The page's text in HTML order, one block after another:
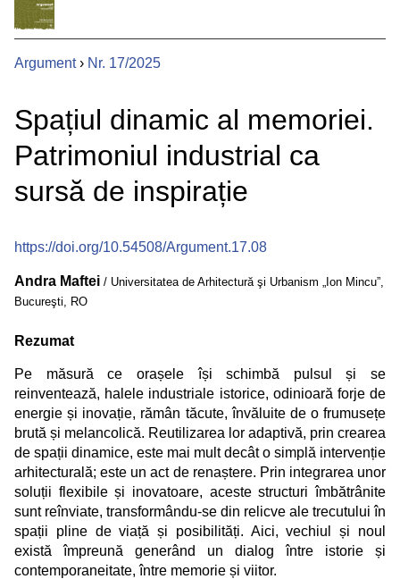
Argument› Nr. 17/2025
Spațiul dinamic al memoriei.
Patrimoniul industrial ca
sursă de inspirație
https://doi.org/10.54508/Argument.17.08
Andra Maftei / Universitatea de Arhitectură şi Urbanism „Ion Mincu”,
Bucureşti, RO
Rezumat
Pe măsură ce orașele își schimbă pulsul și se
reinventează, halele industriale istorice, odinioară forje de
energie și inovație, rămân tăcute, învăluite de o frumusețe
brută și melancolică. Reutilizarea lor adaptivă, prin crearea
de spații dinamice, este mai mult decât o simplă intervenție
arhitecturală; este un act de renaștere. Prin integrarea unor
soluții flexibile și inovatoare, aceste structuri îmbătrânite
sunt reînviate, transformându-se din relicve ale trecutului în
spații pline de viață și posibilități. Aici, vechiul și noul
există împreună generând un dialog între istorie și
contemporaneitate, între memorie și viitor.